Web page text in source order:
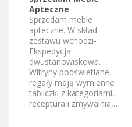
Apteczne
Sprzedam meble
apteczne. W skład
zestawu wchodzi-
Ekspedycja
dwustanowiskowa.
Witryny podświetlane,
regały mają wymienne
tabliczki z kategoriami,
receptura i zmywalnia,…